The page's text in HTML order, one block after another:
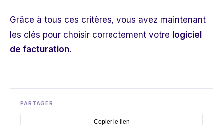
Grâce à tous ces critères, vous avez maintenant
les clés pour choisir correctement votre logiciel
de facturation.
PARTAGER
Copier le lien